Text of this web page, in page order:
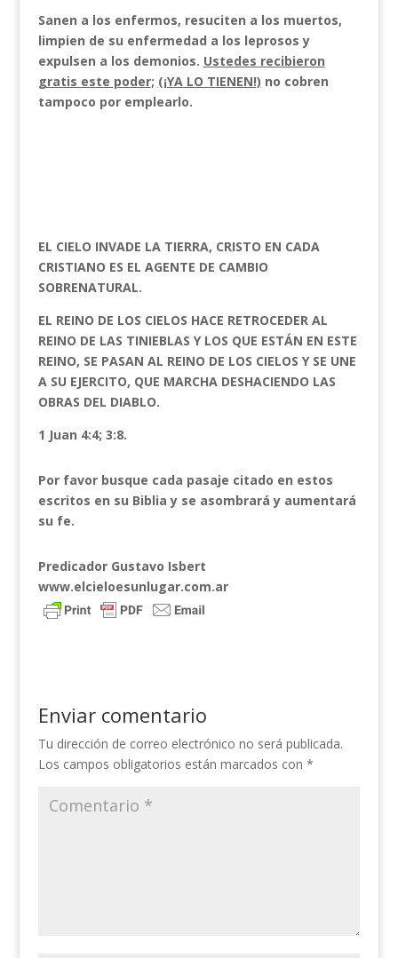
Sanen a los enfermos, resuciten a los muertos,
limpien de su enfermedad a los leprosos y
expulsen a los demonios. Ustedes recibieron
gratis este poder; (¡YA LO TIENEN!) no cobren
tampoco por emplearlo.
EL CIELO INVADE LA TIERRA, CRISTO EN CADA
CRISTIANO ES EL AGENTE DE CAMBIO
SOBRENATURAL.
EL REINO DE LOS CIELOS HACE RETROCEDER AL
REINO DE LAS TINIEBLAS Y LOS QUE ESTÁN EN ESTE
REINO, SE PASAN AL REINO DE LOS CIELOS Y SE UNE
A SU EJERCITO, QUE MARCHA DESHACIENDO LAS
OBRAS DEL DIABLO.
1 Juan 4:4; 3:8.
Por favor busque cada pasaje citado en estos
escritos en su Biblia y se asombrará y aumentará
su fe.
Predicador Gustavo Isbert
www.elcieloesunlugar.com.ar
Enviar comentario
Tu dirección de correo electrónico no será publicada.
Los campos obligatorios están marcados con *